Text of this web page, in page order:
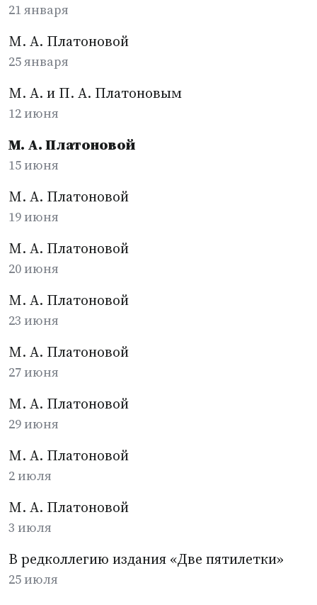
21 января
М. А. Платоновой
25 января
М. А. и П. А. Платоновым
12 июня
М. А. Платоновой
15 июня
М. А. Платоновой
19 июня
М. А. Платоновой
20 июня
М. А. Платоновой
23 июня
М. А. Платоновой
27 июня
М. А. Платоновой
29 июня
М. А. Платоновой
2 июля
М. А. Платоновой
3 июля
В редколлегию издания «Две пятилетки»
25 июля